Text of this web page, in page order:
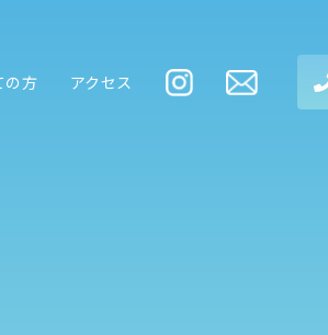
の方 アクセス